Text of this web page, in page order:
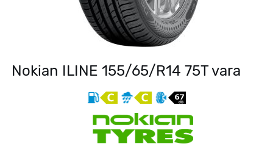
Nokian ILINE 155/65/R14 75T vara